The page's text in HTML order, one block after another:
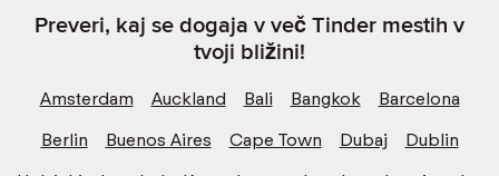
Preveri, kaj se dogaja v več Tinder mestih v
tvoji bližini!
Amsterdam Auckland Bali Bangkok
Barcelona
Berlin
Buenos Aires Cape Town Dubaj
Dublin